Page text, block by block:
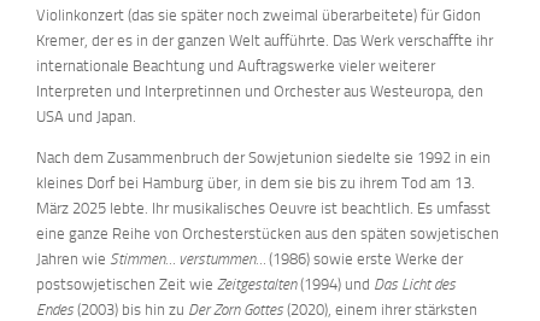
Violinkonzert (das sie später noch zweimal überarbeitete) für Gidon
Kremer, der es in der ganzen Welt aufführte. Das Werk verschaffte ihr
internationale Beachtung und Auftragswerke vieler weiterer
Interpreten und Interpretinnen und Orchester aus Westeuropa, den
USA und Japan.
Nach dem Zusammenbruch der Sowjetunion siedelte sie 1992 in ein
kleines Dorf bei Hamburg über, in dem sie bis zu ihrem Tod am 13.
März 2025 lebte. Ihr musikalisches Oeuvre ist beachtlich. Es umfasst
eine ganze Reihe von Orchesterstücken aus den späten sowjetischen
Jahren wie Stimmen… verstummen… (1986) sowie erste Werke der
postsowjetischen Zeit wieZeitgestalten(1994) und Das Licht des
Endes (2003) bis hin zu Der Zorn Gottes (2020), einem ihrer stärksten